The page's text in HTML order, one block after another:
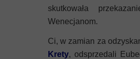
skutkowała
Wenecjanom.
Ci, w zamian za
Krety, odsprzedali